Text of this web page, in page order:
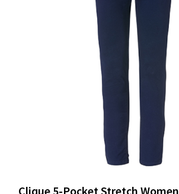
Clique 5-Pocket Stretch Women